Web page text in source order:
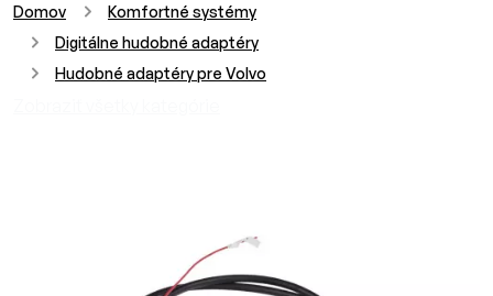
Domov
Komfortné systémy
Digitálne hudobné adaptéry
Hudobné adaptéry pre Volvo